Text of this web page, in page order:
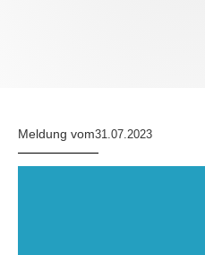
Meldung vom31.07.2023